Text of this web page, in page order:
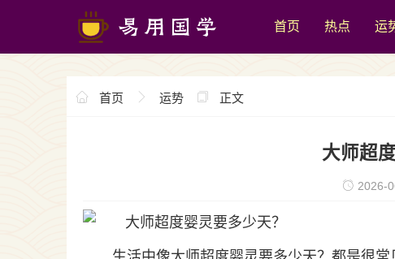
首页 热点 运
首页 运势 正文
大师超
2026-